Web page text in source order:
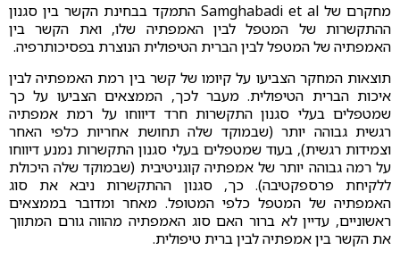
מחקרם של Samghabadi et al התמקד בבחינת הקשר בין סגנון
ההתקשרות של המטפל לבין האמפתיה שלו, ואת הקשר בין
האמפתיה של המטפל לבין הברית הטיפולית הנוצרת בפסיכותרפיה.
תוצאות המחקר הצביעו על קיומו של קשר בין רמת האמפתיה לבין
איכות הברית הטיפולית. מעבר לכך, הממצאים הצביעו על כך
שמטפלים בעלי סגנון התקשרות חרד דיווחו על רמת אמפתיה
רגשית גבוהה יותר (שבמוקד שלה תחושת אחריות כלפי האחר
וצמידות רגשית), בעוד שמטפלים בעלי סגנון התקשרות נמנע דיווחו
על רמה גבוהה יותר של אמפתיה קוגניטיבית (שבמוקד שלה היכולת
ללקיחת פרספקטיבה). כך, סגנון ההתקשרות ניבא את סוג
האמפתיה של המטפל כלפי המטופל. מאחר ומדובר בממצאים
ראשוניים, עדיין לא ברור האם סוג האמפתיה מהווה גורם המתווך
את הקשר בין אמפתיה לבין ברית טיפולית.